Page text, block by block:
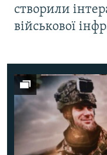
створили
військової